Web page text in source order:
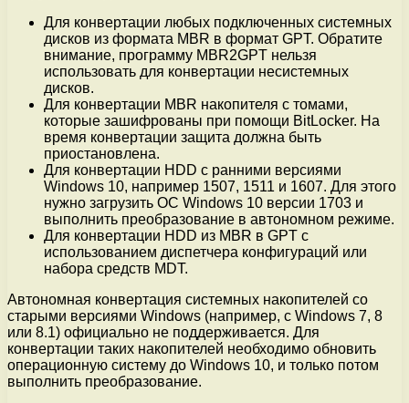
Для конвертации любых подключенных системных
дисков из формата MBR в формат GPT. Обратите
внимание, программу MBR2GPT нельзя
использовать для конвертации несистемных
дисков.
Для конвертации MBR накопителя с томами,
которые зашифрованы при помощи BitLocker. На
время конвертации защита должна быть
приостановлена.
Для конвертации HDD с ранними версиями
Windows 10, например 1507, 1511 и 1607. Для этого
нужно загрузить ОС Windows 10 версии 1703 и
выполнить преобразование в автономном режиме.
Для конвертации HDD из MBR в GPT с
использованием диспетчера конфигураций или
набора средств MDT.
Автономная конвертация системных накопителей со
старыми версиями Windows (например, с Windows 7, 8
или 8.1) официально не поддерживается. Для
конвертации таких накопителей необходимо обновить
операционную систему до Windows 10, и только потом
выполнить преобразование.